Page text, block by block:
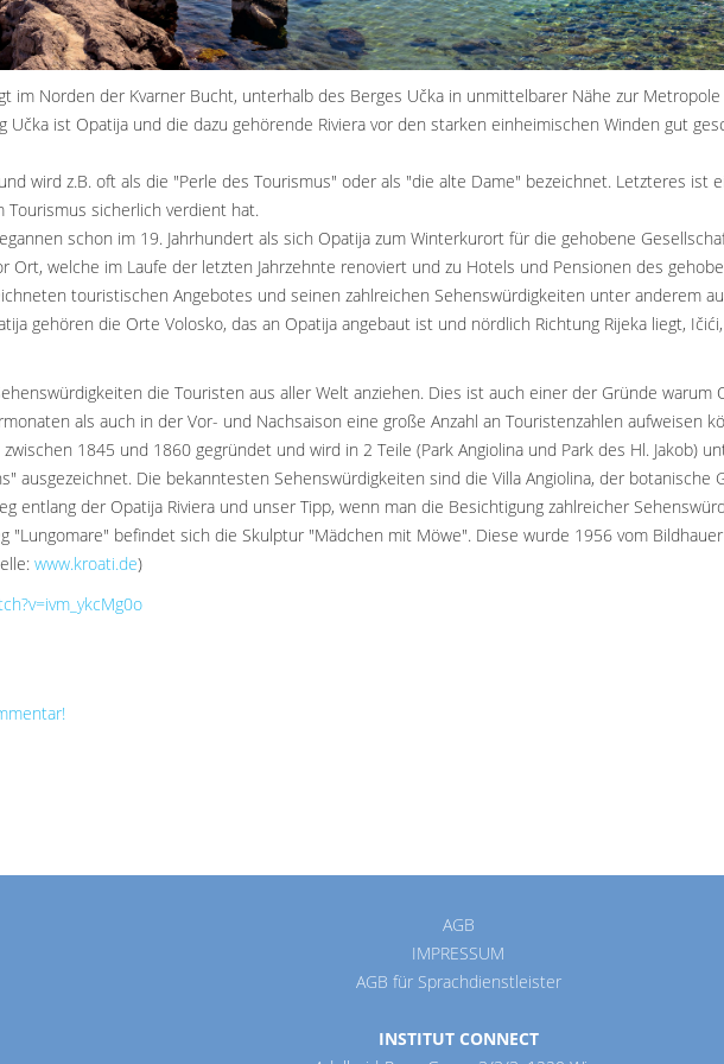
im Norden der Kvarner Bucht, unterhalb des Berges Učka in unmittelbarer Nähe zur
Učka ist Opatija und die dazu gehörende Riviera vor den starken einheimischen Winden gut
wird z.B. oft als die "Perle des Tourismus" oder als "die alte Dame" bezeichnet. Letzteres ist
Tourismus sicherlich verdient hat.
schon im 19. Jahrhundert als sich Opatija zum Winterkurort für die gehobene
Ort, welche im Laufe der letzten Jahrzehnte renoviert und zu Hotels und Pensionen des
touristischen Angebotes und seinen zahlreichen Sehenswürdigkeiten unter anderem
gehören die Orte Volosko, das an Opatija angebaut ist und nördlich Richtung Rijeka liegt,
die Touristen aus aller Welt anziehen. Dies ist auch einer der Gründe
als auch in der Vor- und Nachsaison eine große Anzahl an Touristenzahlen aufweisen
1845 und 1860 gegründet und wird in 2 Teile (Park Angiolina und Park des Hl. Jakob)
ausgezeichnet. Die bekanntesten Sehenswürdigkeiten sind die Villa Angiolina, der botanische
entlang der Opatija Riviera und unser Tipp, wenn man die Besichtigung zahlreicher
"Lungomare" befindet sich die Skulptur "Mädchen mit Möwe". Diese wurde 1956 vom
www.kroati.de)
AGB
IMPRESSUM
AGB für Sprachdienstleister
INSTITUT CONNECT